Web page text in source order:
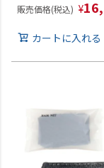
販売価格(税込) ¥
カートに入れる